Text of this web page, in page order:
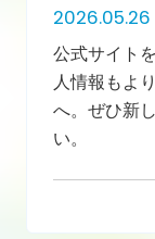
2026.05.26
公式サイト
人情報もよ
へ。ぜひ新
い。